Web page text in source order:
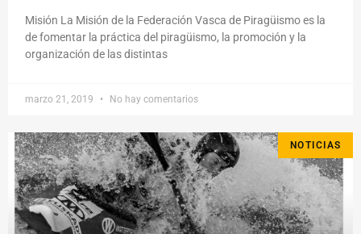
Misión La Misión de la Federación Vasca de Piragüismo es la
de fomentar la práctica del piragüismo, la promoción y la
organización de las distintas
marzo 21, 2019 No hay comentarios
NOTICIAS